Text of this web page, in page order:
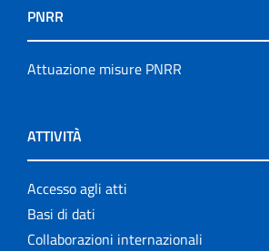
PNRR
Attuazione misure PNRR
ATTIVITÀ
Accesso agli atti
Basi di dati
Collaborazioni internazionali